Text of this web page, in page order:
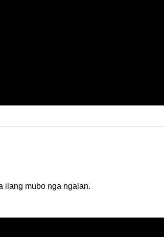
ilang mubo nga ngalan.